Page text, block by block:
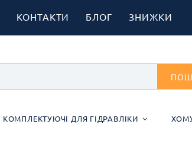
КОНТАКТИ БЛОГ ЗНИЖКИ
КОМПЛЕКТУЮЧІ ДЛЯ ГІДРАВЛІКИ